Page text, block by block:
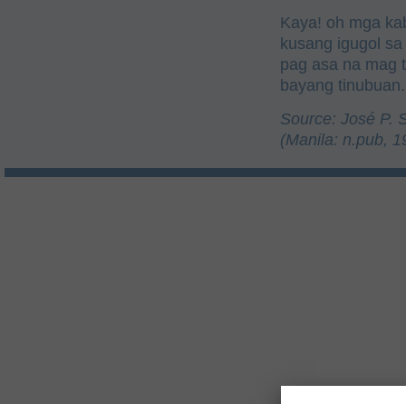
Kaya! oh mga
kusang igugol
pag asa na mag
bayang tinubuan.
Source: José P.
(Manila: n.pub,